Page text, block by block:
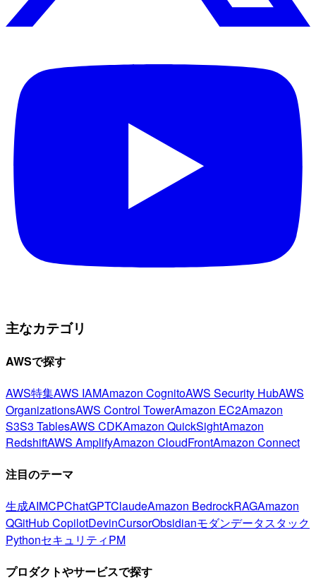
主なカテゴリ
AWSで探す
AWS特集AWS IAMAmazon CognitoAWS Security HubAWS
OrganizationsAWS Control TowerAmazon EC2Amazon
S3S3 TablesAWS CDKAmazon QuickSightAmazon
RedshiftAWS AmplifyAmazon CloudFrontAmazon Connect
注目のテーマ
生成AIMCPChatGPTClaudeAmazon BedrockRAGAmazon
QGitHub CopilotDevinCursorObsidianモダンデータスタック
PythonセキュリティPM
プロダクトやサービスで探す